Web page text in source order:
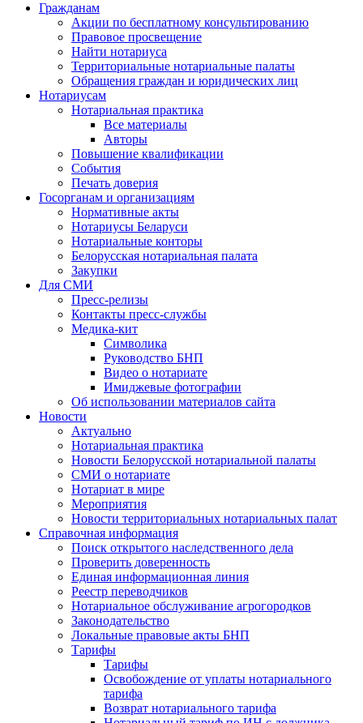
Гражданам
Акции по бесплатному консультированию
Правовое просвещение
Найти нотариуса
Территориальные нотариальные палаты
Обращения граждан и юридических лиц
Нотариусам
Нотариальная практика
Все материалы
Авторы
Повышение квалификации
События
Печать доверия
Госорганам и организациям
Нормативные акты
Нотариусы Беларуси
Нотариальные конторы
Белорусская нотариальная палата
Закупки
Для СМИ
Пресс-релизы
Контакты пресс-службы
Медика-кит
Символика
Руководство БНП
Видео о нотариате
Имиджевые фотографии
Об использовании материалов сайта
Новости
Актуально
Нотариальная практика
Новости Белорусской нотариальной палаты
СМИ о нотариате
Нотариат в мире
Мероприятия
Новости территориальных нотариальных палат
Справочная информация
Поиск открытого наследственного дела
Проверить доверенность
Единая информационная линия
Реестр переводчиков
Нотариальное обслуживание агрогородков
Законодательство
Локальные правовые акты БНП
Тарифы
Тарифы
Освобождение от уплаты нотариального
тарифа
Возврат нотариального тарифа